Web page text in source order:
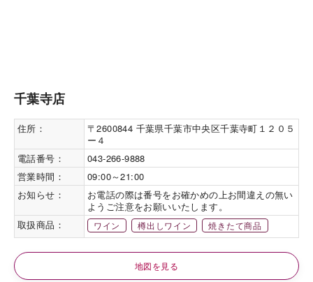
千葉寺店
住所：
〒2600844 千葉県千葉市中央区千葉寺町１２０５
ー４
電話番号：
043-266-9888
営業時間：
09:00～21:00
お知らせ：
お電話の際は番号をお確かめの上お間違えの無い
ようご注意をお願いいたします。
取扱商品：
ワイン 樽出しワイン 焼きたて商品
地図を見る